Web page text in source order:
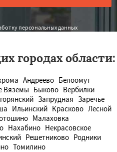
персональных данных
городах области:
Андреево Белоомут
Вяземы Быково Вербилки
Запрудная Заречье
Ильинский Красково Лесной
Малаховка
Нахабино Некрасовское
Решетниково Родники
Томилино